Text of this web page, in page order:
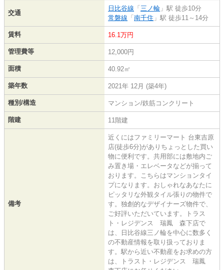
交通
日比谷線 「 三ノ輪 」駅 徒歩10分
常磐線 「 南千住 」駅 徒歩11～14分
賃料 16.1万円
管理費等 12,000円
面積 40.92㎡
築年数 2021年 12月 (築4年)
種別/構造 マンション/鉄筋コンクリート
階建 11階建
備考
近くにはファミリーマート 台東吉原
店(徒歩6分)がありちょっとした買い
物に便利です。共用部には敷地内ご
み置き場・エレベータなどが揃って
おります。こちらはマンションタイ
プになります。おしゃれなあなたに
ピッタリな外観タイル張りの物件で
す。独創的なデザイナーズ物件で、
ご好評いただいています。トラス
ト・レジデンス 瑞鳳 森下店で
は、日比谷線三ノ輪を中心に数多く
の不動産情報を取り扱っておりま
す。駅から近い不動産をお求めの方
は、トラスト・レジデンス 瑞鳳